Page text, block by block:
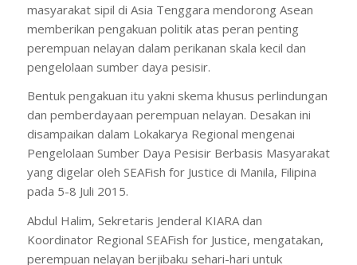
masyarakat sipil di Asia Tenggara mendorong Asean
memberikan pengakuan politik atas peran penting
perempuan nelayan dalam perikanan skala kecil dan
pengelolaan sumber daya pesisir.
Bentuk pengakuan itu yakni skema khusus perlindungan
dan pemberdayaan perempuan nelayan. Desakan ini
disampaikan dalam Lokakarya Regional mengenai
Pengelolaan Sumber Daya Pesisir Berbasis Masyarakat
yang digelar oleh SEAFish for Justice di Manila, Filipina
pada 5-8 Juli 2015.
Abdul Halim, Sekretaris Jenderal KIARA dan
Koordinator Regional SEAFish for Justice, mengatakan,
perempuan nelayan berjibaku sehari-hari untuk